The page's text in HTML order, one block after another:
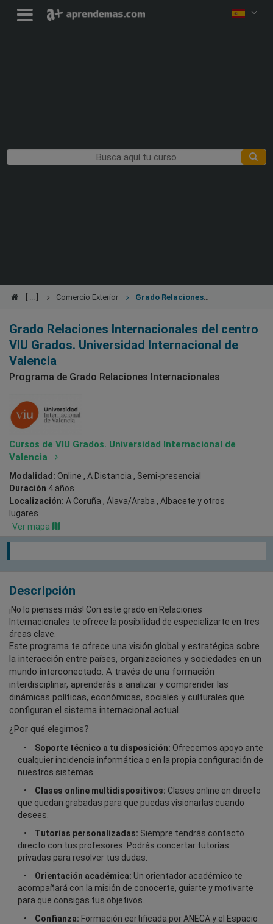
Comercio Exterior
Grado Relaciones Internacionales del centro
VIU Grados. Universidad Internacional de
Valencia
Programa de Grado Relaciones Internacionales
Cursos de VIU Grados. Universidad Internacional de
Valencia
Modalidad: Online , A Distancia , Semi-presencial
Duración 4 años
Localización: A Coruña , Álava/Araba , Albacete y otros
lugares
Ver mapa
Descripción
¡No lo pienses más! Con este grado en Relaciones
Internacionales te ofrece la posibilidad de especializarte en tres
áreas clave.
Este programa te ofrece una visión global y estratégica sobre
la interacción entre países, organizaciones y sociedades en un
mundo interconectado. A través de una formación
interdisciplinar, aprenderás a analizar y comprender las
dinámicas políticas, económicas, sociales y culturales que
configuran el sistema internacional actual.
¿Por qué elegirnos?
Soporte técnico a tu disposición: Ofrecemos apoyo ante
cualquier incidencia informática o en la propia configuración de
nuestros sistemas.
Clases online multidispositivos: Clases online en directo
que quedan grabadas para que puedas visionarlas cuando
desees.
Tutorías personalizadas: Siempre tendrás contacto
directo con tus profesores. Podrás concertar tutorías
privadas para resolver tus dudas.
Orientación académica: Un orientador académico te
acompañará con la misión de conocerte, guiarte y motivarte
para que consigas tus objetivos.
Confianza: Formación certificada por ANECA y el Espacio